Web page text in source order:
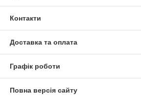
Контакти
Доставка та оплата
Графік роботи
Повна версія сайту